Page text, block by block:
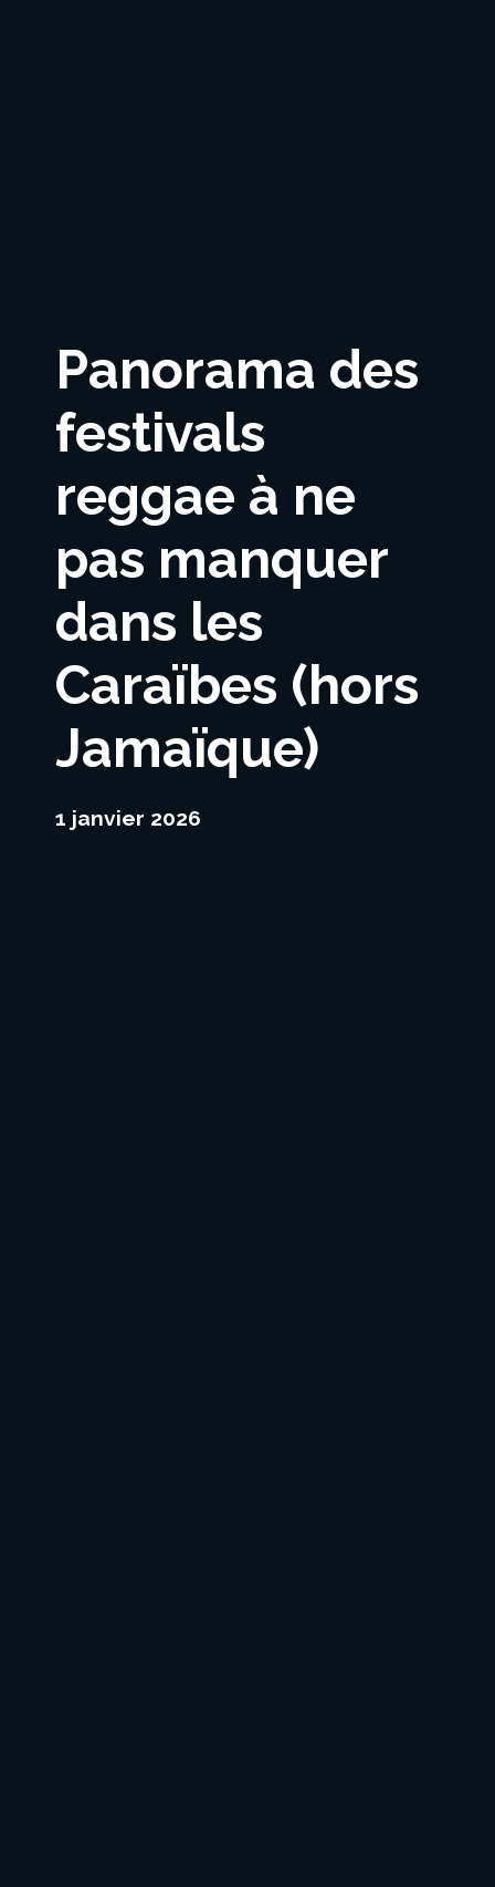
Panorama des
festivals
reggae à ne
pas manquer
dans les
Caraïbes (hors
Jamaïque)
1 janvier 2026